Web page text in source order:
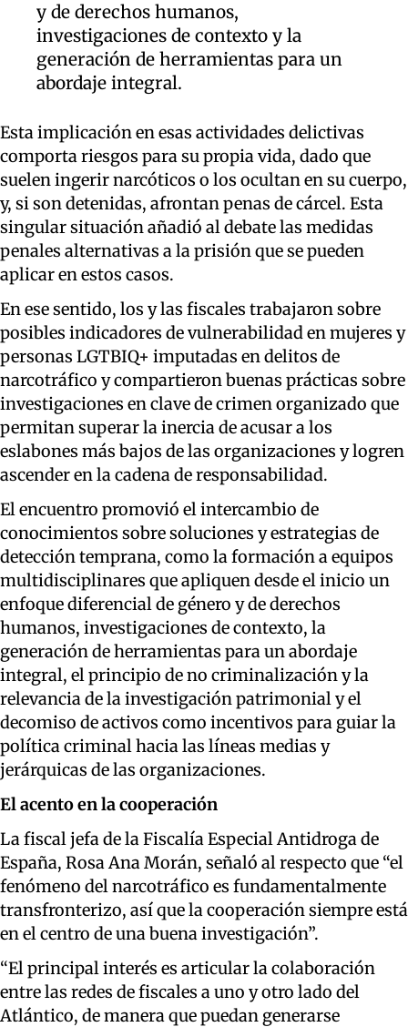
y de derechos humanos,
investigaciones de contexto y la
generación de herramientas para un
abordaje integral.
Esta implicación en esas actividades delictivas
comporta riesgos para su propia vida, dado que
suelen ingerir narcóticos o los ocultan en su cuerpo,
y, si son detenidas, afrontan penas de cárcel. Esta
singular situación añadió al debate las medidas
penales alternativas a la prisión que se pueden
aplicar en estos casos.
En ese sentido, los y las fiscales trabajaron sobre
posibles indicadores de vulnerabilidad en mujeres y
personas LGTBIQ+ imputadas en delitos de
narcotráfico y compartieron buenas prácticas sobre
investigaciones en clave de crimen organizado que
permitan superar la inercia de acusar a los
eslabones más bajos de las organizaciones y logren
ascender en la cadena de responsabilidad.
El encuentro promovió el intercambio de
conocimientos sobre soluciones y estrategias de
detección temprana, como la formación a equipos
multidisciplinares que apliquen desde el inicio un
enfoque diferencial de género y de derechos
humanos, investigaciones de contexto, la
generación de herramientas para un abordaje
integral, el principio de no criminalización y la
relevancia de la investigación patrimonial y el
decomiso de activos como incentivos para guiar la
política criminal hacia las líneas medias y
jerárquicas de las organizaciones.
El acento en la cooperación
La fiscal jefa de la Fiscalía Especial Antidroga de
España, Rosa Ana Morán, señaló al respecto que “el
fenómeno del narcotráfico es fundamentalmente
transfronterizo, así que la cooperación siempre está
en el centro de una buena investigación”.
“El principal interés es articular la colaboración
entre las redes de fiscales a uno y otro lado del
Atlántico, de manera que puedan generarse